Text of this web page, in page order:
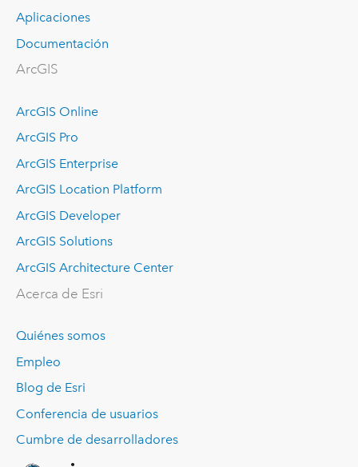
Aplicaciones
Documentación
ArcGIS
ArcGIS Online
ArcGIS Pro
ArcGIS Enterprise
ArcGIS Location Platform
ArcGIS Developer
ArcGIS Solutions
ArcGIS Architecture Center
Acerca de Esri
Quiénes somos
Empleo
Blog de Esri
Conferencia de usuarios
Cumbre de desarrolladores